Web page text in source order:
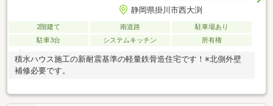
静岡県掛川市西大渕
2階建て 南道路
駐車場あり
駐車3台
システムキッチン 所有権
積水ハウス施工の新耐震基準の軽量鉄骨造住宅です！※北側外壁
補修必要です。